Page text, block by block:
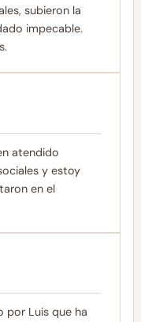
subieron la
impecable.
atendido
y estoy
en el
por Luis que ha